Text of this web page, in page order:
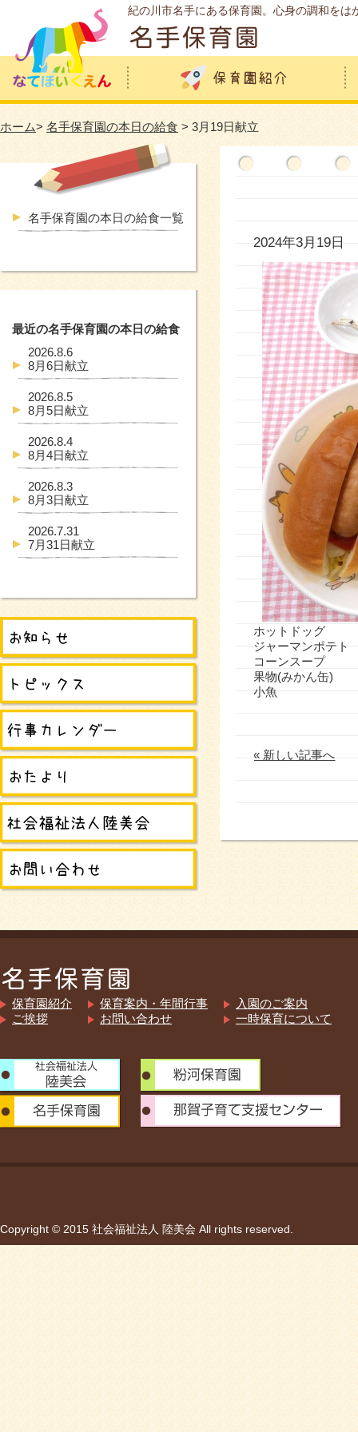
紀の川市名手にある保育園。心身の調和を
ホーム> 名手保育園の本日の給食 > 3月19日献立
2024年3月19日
ホットドッグ
ジャーマンポテト
コーンスープ
果物(みかん缶)
小魚
« 新しい記事へ
名手保育園の本日の給食一覧
最近の名手保育園の本日の給食
2026.8.6
8月6日献立
2026.8.5
8月5日献立
2026.8.4
8月4日献立
2026.8.3
8月3日献立
2026.7.31
7月31日献立
保育園紹介
ご挨拶
保育案内・年間行事
お問い合わせ
入園のご案内
一時保育について
Copyright © 2015 社会福祉法人 陸美会 All rights reserved.